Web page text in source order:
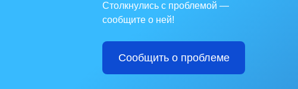
Столкнулись с проблемой —
сообщите о ней!
Сообщить о проблеме